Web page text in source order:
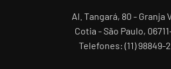
Al. Tangará, 80 - Granja
Cotia - São Paulo,
Telefones: (11) 98849-